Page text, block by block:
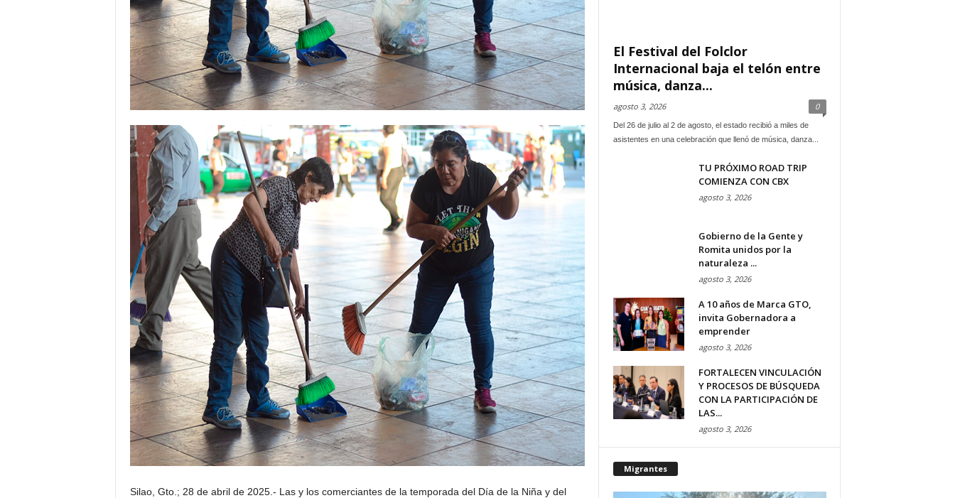
Silao, Gto.; 28 de abril de 2025.- Las y los comerciantes de la temporada del Día de la Niña y del
El Festival del Folclor
Internacional baja el telón entre
música, danza...
agosto 3, 2026 0
Del 26 de julio al 2 de agosto, el estado recibió a miles de
asistentes en una celebración que llenó de música, danza...
TU PRÓXIMO ROAD TRIP
COMIENZA CON CBX
agosto 3, 2026
Gobierno de la Gente y
Romita unidos por la
naturaleza ...
agosto 3, 2026
A 10 años de Marca GTO,
invita Gobernadora a
emprender
agosto 3, 2026
FORTALECEN VINCULACIÓN
Y PROCESOS DE BÚSQUEDA
CON LA PARTICIPACIÓN DE
LAS...
agosto 3, 2026
Migrantes